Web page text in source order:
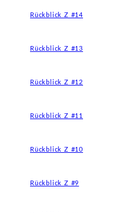
Rückblick Z #14
Rückblick Z #13
Rückblick Z #12
Rückblick Z #11
Rückblick Z #10
Rückblick Z #9